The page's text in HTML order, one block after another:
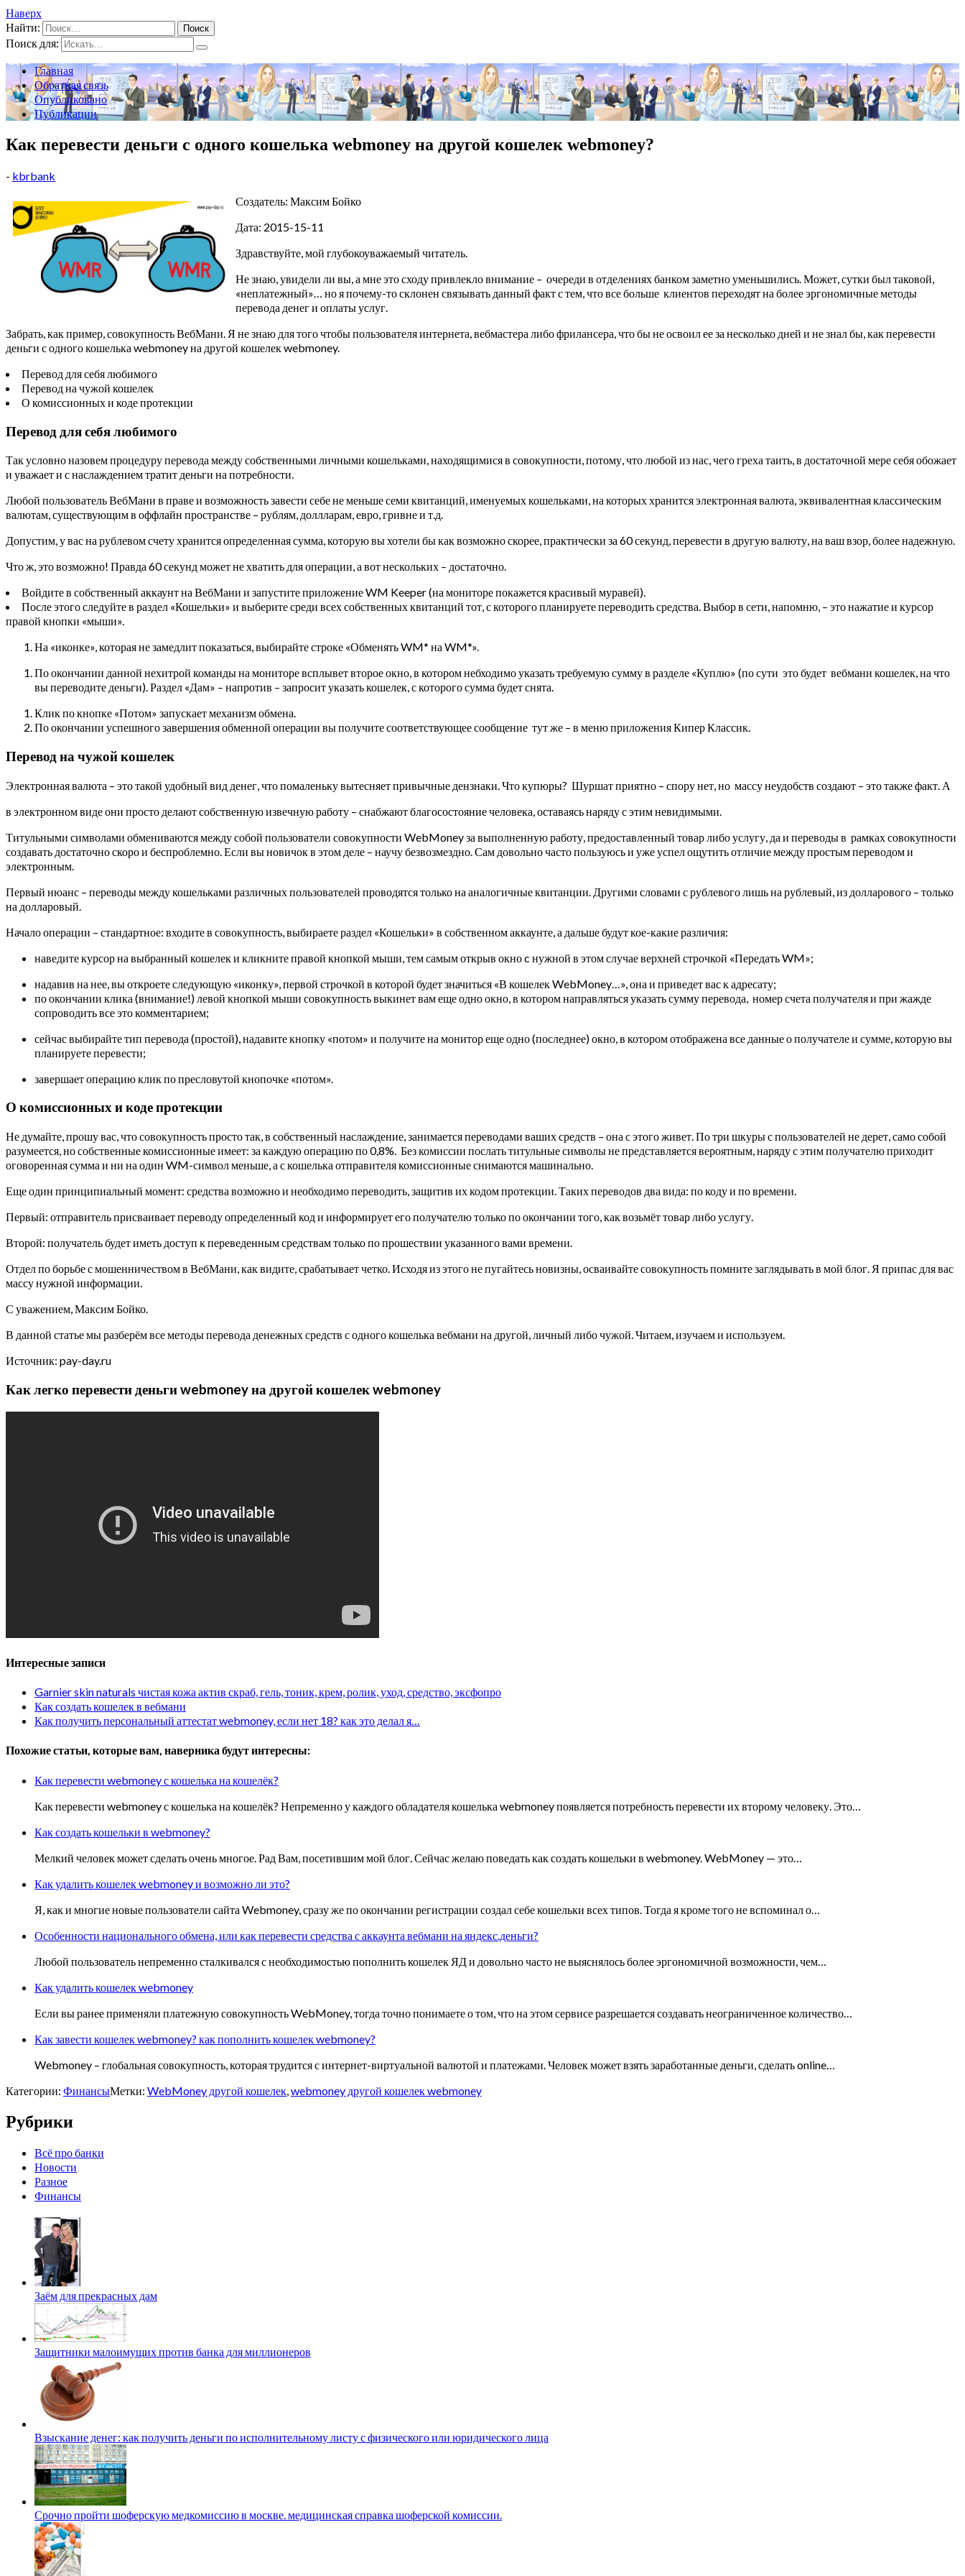
Наверх
Найти:
Поиск для:
Главная
Обратная связь
Опубликовано
Публикации
Как перевести деньги с одного кошелька webmoney на другой кошелек webmoney?
- kbrbank
Создатель: Максим Бойко
Дата: 2015-15-11
Здравствуйте, мой глубокоуважаемый читатель.
Не знаю, увидели ли вы, а мне это сходу привлекло внимание – очереди в отделениях банком заметно уменьшились. Может, сутки был таковой,
«неплатежный»… но я почему-то склонен связывать данный факт с тем, что все больше клиентов переходят на более эргономичные методы
перевода денег и оплаты услуг.
Забрать, как пример, совокупность ВебМани. Я не знаю для того чтобы пользователя интернета, вебмастера либо фрилансера, что бы не освоил ее за несколько дней и не знал бы, как перевести
деньги с одного кошелька webmoney на другой кошелек webmoney.
Перевод для себя любимого
Перевод на чужой кошелек
О комиссионных и коде протекции
Перевод для себя любимого
Так условно назовем процедуру перевода между собственными личными кошельками, находящимися в совокупности, потому, что любой из нас, чего греха таить, в достаточной мере себя обожает
и уважает и с наслаждением тратит деньги на потребности.
Любой пользователь ВебМани в праве и возможность завести себе не меньше семи квитанций, именуемых кошельками, на которых хранится электронная валюта, эквивалентная классическим
валютам, существующим в оффлайн пространстве – рублям, доллларам, евро, гривне и т.д.
Допустим, у вас на рублевом счету хранится определенная сумма, которую вы хотели бы как возможно скорее, практически за 60 секунд, перевести в другую валюту, на ваш взор, более надежную.
Что ж, это возможно! Правда 60 секунд может не хватить для операции, а вот нескольких – достаточно.
Войдите в собственный аккаунт на ВебМани и запустите приложение WM Keeper (на мониторе покажется красивый муравей).
После этого следуйте в раздел «Кошельки» и выберите среди всех собственных квитанций тот, с которого планируете переводить средства. Выбор в сети, напомню, – это нажатие и курсор
правой кнопки «мыши».
На «иконке», которая не замедлит показаться, выбирайте строке «Обменять WM* на WM*».
По окончании данной нехитрой команды на мониторе всплывет второе окно, в котором небходимо указать требуемую сумму в разделе «Куплю» (по сути это будет вебмани кошелек, на что
вы переводите деньги). Раздел «Дам» – напротив – запросит указать кошелек, с которого сумма будет снята.
Клик по кнопке «Потом» запускает механизм обмена.
По окончании успешного завершения обменной операции вы получите соответствующее сообщение тут же – в меню приложения Кипер Классик.
Перевод на чужой кошелек
Электронная валюта – это такой удобный вид денег, что помаленьку вытесняет привычные дензнаки. Что купюры? Шуршат приятно – спору нет, но массу неудобств создают – это также факт. А
в электронном виде они просто делают собственную извечную работу – снабжают благосостояние человека, оставаясь наряду с этим невидимыми.
Титульными символами обмениваются между собой пользователи совокупности WebMoney за выполненную работу, предоставленный товар либо услугу, да и переводы в рамках совокупности
создавать достаточно скоро и беспроблемно. Если вы новичок в этом деле – научу безвозмездно. Сам довольно часто пользуюсь и уже успел ощутить отличие между простым переводом и
электронным.
Первый нюанс – переводы между кошельками различных пользователей проводятся только на аналогичные квитанции. Другими словами с рублевого лишь на рублевый, из долларового – только
на долларовый.
Начало операции – стандартное: входите в совокупность, выбираете раздел «Кошельки» в собственном аккаунте, а дальше будут кое-какие различия:
наведите курсор на выбранный кошелек и кликните правой кнопкой мыши, тем самым открыв окно c нужной в этом случае верхней строчкой «Передать WM»;
надавив на нее, вы откроете следующую «иконку», первой строчкой в которой будет значиться «В кошелек WebMoney…», она и приведет вас к адресату;
по окончании клика (внимание!) левой кнопкой мыши совокупность выкинет вам еще одно окно, в котором направляться указать сумму перевода, номер счета получателя и при жажде
сопроводить все это комментарием;
сейчас выбирайте тип перевода (простой), надавите кнопку «потом» и получите на монитор еще одно (последнее) окно, в котором отображена все данные о получателе и сумме, которую вы
планируете перевести;
завершает операцию клик по пресловутой кнопочке «потом».
О комиссионных и коде протекции
Не думайте, прошу вас, что совокупность просто так, в собственный наслаждение, занимается переводами ваших средств – она с этого живет. По три шкуры с пользователей не дерет, само собой
разумеется, но собственные комиссионные имеет: за каждую операцию по 0,8%. Без комиссии послать титульные символы не представляется вероятным, наряду с этим получателю приходит
оговоренная сумма и ни на один WM-символ меньше, а с кошелька отправителя комиссионные снимаются машинально.
Еще один принципиальный момент: средства возможно и необходимо переводить, защитив их кодом протекции. Таких переводов два вида: по коду и по времени.
Первый: отправитель присваивает переводу определенный код и информирует его получателю только по окончании того, как возьмёт товар либо услугу.
Второй: получатель будет иметь доступ к переведенным средствам только по прошествии указанного вами времени.
Отдел по борьбе с мошенничеством в ВебМани, как видите, срабатывает четко. Исходя из этого не пугайтесь новизны, осваивайте совокупность помните заглядывать в мой блог. Я припас для вас
массу нужной информации.
С уважением, Максим Бойко.
В данной статье мы разберём все методы перевода денежных средств с одного кошелька вебмани на другой, личный либо чужой. Читаем, изучаем и используем.
Источник: pay-day.ru
Как легко перевести деньги webmoney на другой кошелек webmoney
Интересные записи
Garnier skin naturals чистая кожа актив скраб, гель, тоник, крем, ролик, уход, средство, эксфопро
Как создать кошелек в вебмани
Как получить персональный аттестат webmoney, если нет 18? как это делал я…
Похожие статьи, которые вам, наверника будут интересны:
Как перевести webmoney с кошелька на кошелёк?
Как перевести webmoney с кошелька на кошелёк? Непременно у каждого обладателя кошелька webmoney появляется потребность перевести их второму человеку. Это…
Как создать кошельки в webmoney?
Мелкий человек может сделать очень многое. Рад Вам, посетившим мой блог. Сейчас желаю поведать как создать кошельки в webmoney. WebMoney — это…
Как удалить кошелек webmoney и возможно ли это?
Я, как и многие новые пользователи сайта Webmoney, сразу же по окончании регистрации создал себе кошельки всех типов. Тогда я кроме того не вспоминал о…
Особенности национального обмена, или как перевести средства с аккаунта вебмани на яндекс.деньги?
Любой пользователь непременно сталкивался с необходимостью пополнить кошелек ЯД и довольно часто не выяснялось более эргономичной возможности, чем…
Как удалить кошелек webmoney
Если вы ранее применяли платежную совокупность WebMoney, тогда точно понимаете о том, что на этом сервисе разрешается создавать неограниченное количество…
Как завести кошелек webmoney? как пополнить кошелек webmoney?
Webmoney – глобальная совокупность, которая трудится с интернет-виртуальной валютой и платежами. Человек может взять заработанные деньги, сделать online…
Категории: ФинансыМетки: WebMoney другой кошелек webmoney другой кошелек webmoney
Рубрики
Всё про банки
Новости
Разное
Финансы
Заём для прекрасных дам
Защитники малоимущих против банка для миллионеров
Взыскание денег: как получить деньги по исполнительному листу с физического или юридического лица
Срочно пройти шоферскую медкомиссию в москве. медицинская справка шоферской комиссии.